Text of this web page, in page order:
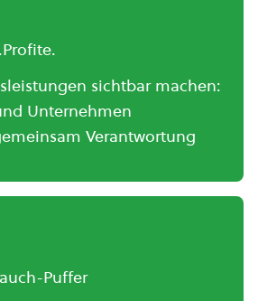
sichtbar machen:
Unternehmen
Verantwortung
Puffer